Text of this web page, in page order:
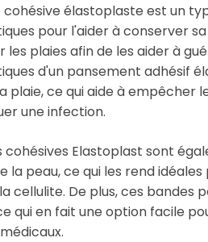
cohésive élastoplaste est un
pour l'aider à conserver
les plaies afin de les aider à
d'un pansement adhésif
plaie, ce qui aide à empêcher
une infection.
cohésives Elastoplast sont
la peau, ce qui les rend
cellulite. De plus, ces
qui en fait une option facile